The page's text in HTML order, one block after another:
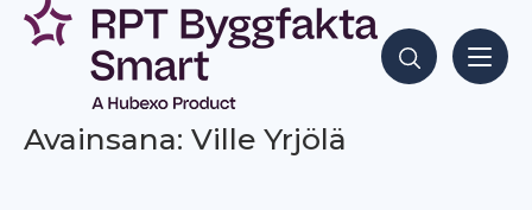
Siirry
sisältöön
Hae sisältöjä
Avainsana: Ville Yrjölä